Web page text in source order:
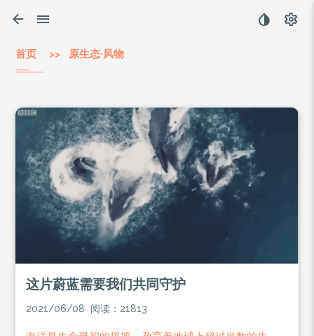
首页 >> 原生态·风物
这片蔚蓝需要我们共同守护
2021/06/08 阅读：21813